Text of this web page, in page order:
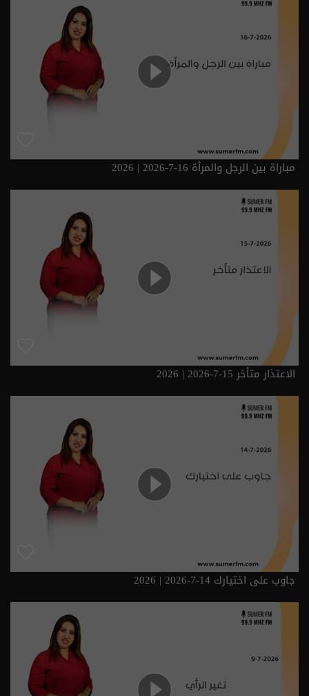
مباراة بين الرجل والمرأة 16-7-2026 | 2026
الاعتذار متأخر 15-7-2026 | 2026
جاوب على اختيارك 14-7-2026 | 2026